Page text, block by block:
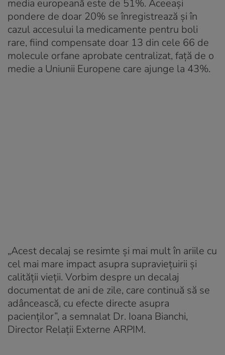
media europeană este de 51%. Aceeași
pondere de doar 20% se înregistrează și în
cazul accesului la medicamente pentru boli
rare, fiind compensate doar 13 din cele 66 de
molecule orfane aprobate centralizat, față de o
medie a Uniunii Europene care ajunge la 43%.
„Acest decalaj se resimte și mai mult în ariile cu
cel mai mare impact asupra supraviețuirii și
calității vieții. Vorbim despre un decalaj
documentat de ani de zile, care continuă să se
adâncească, cu efecte directe asupra
pacienților”, a semnalat Dr. Ioana Bianchi,
Director Relații Externe ARPIM.